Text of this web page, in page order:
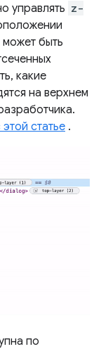
управлять z-
быть
какие
на верхнем
этой статье .
по